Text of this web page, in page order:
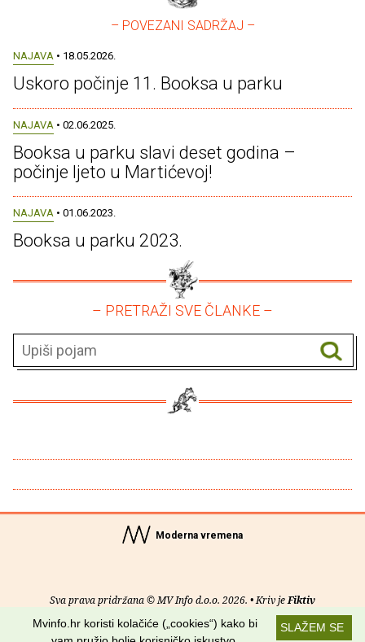
– POVEZANI SADRŽAJ –
NAJAVA • 18.05.2026.
Uskoro počinje 11. Booksa u parku
NAJAVA • 02.06.2025.
Booksa u parku slavi deset godina –
počinje ljeto u Martićevoj!
NAJAVA • 01.06.2023.
Booksa u parku 2023.
– PRETRAŽI SVE ČLANKE –
Moderna vremena
Sva prava pridržana © MV Info d.o.o. 2026. • Kriv jeFiktiv
Uvjeti korištenja RSS kanaliSLAŽEM SE
Mvinfo.hr koristi kolačiće („cookies“) kako bi